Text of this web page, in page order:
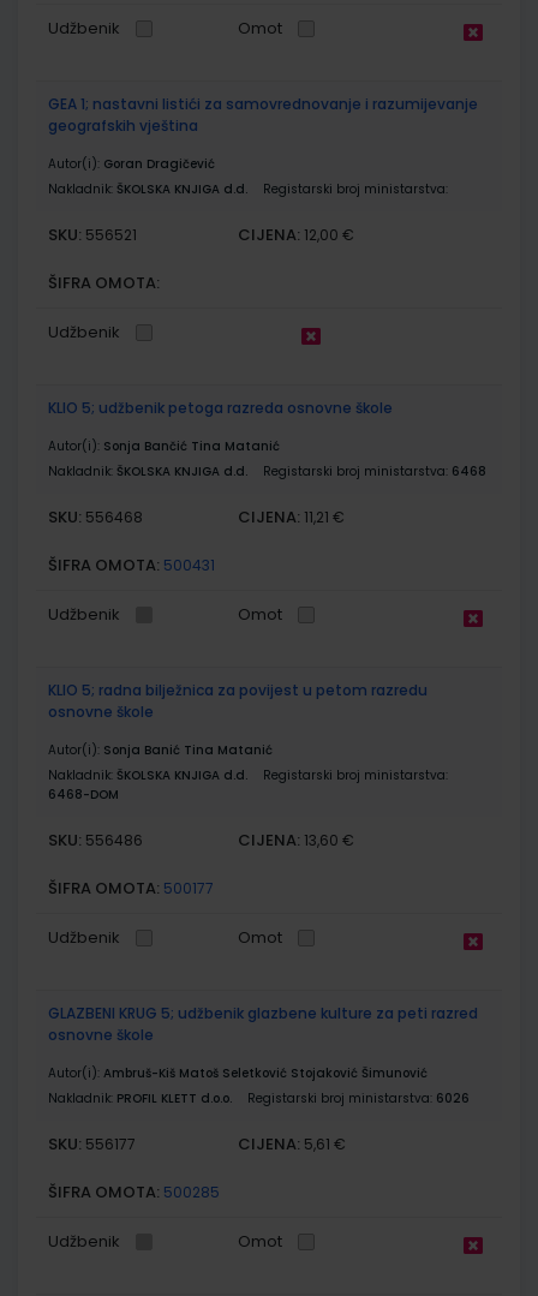
Udžbenik Omot
GEA 1; nastavni listići za samovrednovanje i razumijevanje
geografskih vještina
Autor(i): Goran Dragičević
Nakladnik: ŠKOLSKA KNJIGA d.d. Registarski broj ministarstva:
SKU: 556521 CIJENA: 12,00 €
ŠIFRA OMOTA:
Udžbenik
KLIO 5; udžbenik petoga razreda osnovne škole
Autor(i): Sonja Bančić Tina Matanić
Nakladnik: ŠKOLSKA KNJIGA d.d. Registarski broj ministarstva: 6468
SKU: 556468 CIJENA: 11,21 €
ŠIFRA OMOTA: 500431
Udžbenik Omot
KLIO 5; radna bilježnica za povijest u petom razredu
osnovne škole
Autor(i): Sonja Banić Tina Matanić
Nakladnik: ŠKOLSKA KNJIGA d.d.
Registarski broj ministarstva:
6468-DOM
SKU: 556486 CIJENA: 13,60 €
ŠIFRA OMOTA: 500177
Udžbenik Omot
GLAZBENI KRUG 5; udžbenik glazbene kulture za peti razred
osnovne škole
Autor(i): Ambruš-Kiš Matoš Seletković Stojaković Šimunović
Nakladnik: PROFIL KLETT d.o.o. Registarski broj ministarstva: 6026
SKU: 556177 CIJENA: 5,61 €
ŠIFRA OMOTA: 500285
Udžbenik Omot